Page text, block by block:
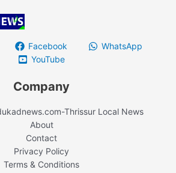
Facebook
WhatsApp
YouTube
Company
Thrissur Local News
About
Contact
Privacy Policy
Terms & Conditions